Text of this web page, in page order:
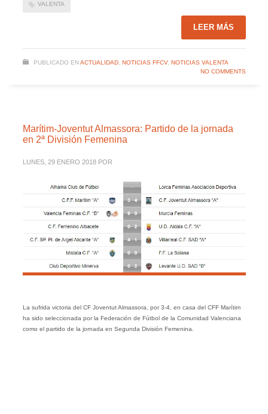
VALENTA
LEER MÁS
PUBLICADO EN ACTUALIDAD, NOTICIAS FFCV, NOTICIAS VALENTA
NO COMMENTS
Marítim-Joventut Almassora: Partido de la jornada
en 2ª División Femenina
LUNES, 29 ENERO 2018 POR
La sufrida victoria del CF Joventut Almassora, por 3-4, en casa del CFF Marítim
ha sido seleccionada por la Federación de Fútbol de la Comunidad Valenciana
como el partido de la jornada en Segunda División Femenina.